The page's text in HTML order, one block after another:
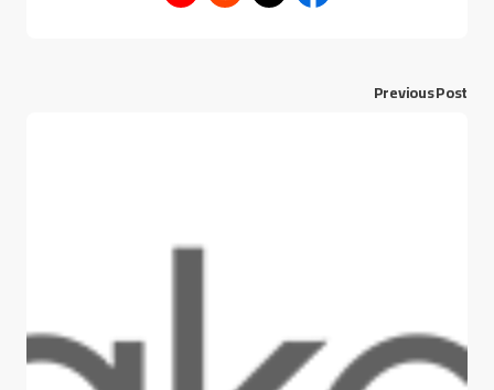
Previous Post